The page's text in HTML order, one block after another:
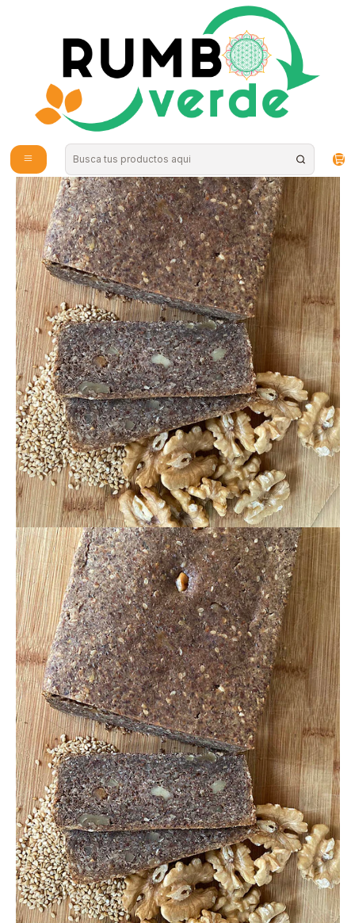
Envío gratis por compras sobre los 59.990 en la provincia de Santiago
Snacks Saludables
Fain - Pan de Nuez Keto 700grs "Congelados, solo disponibles para
retiro en tienda"